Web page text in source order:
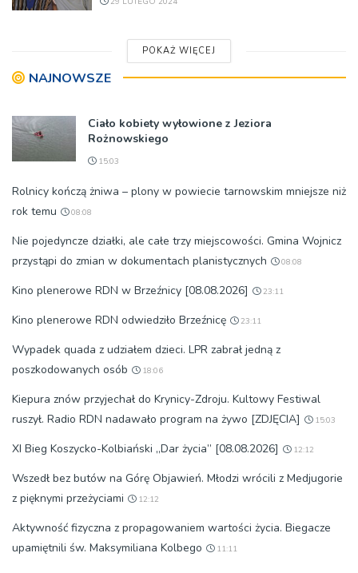
POKAŻ WIĘCEJ
NAJNOWSZE
Ciało kobiety wyłowione z Jeziora
Rożnowskiego
15:03
Rolnicy kończą żniwa – plony w powiecie tarnowskim mniejsze niż
rok temu
08:08
Nie pojedyncze działki, ale całe trzy miejscowości. Gmina Wojnicz
przystąpi do zmian w dokumentach planistycznych
08:08
Kino plenerowe RDN w Brzeźnicy [08.08.2026] 23:11
Kino plenerowe RDN odwiedziło Brzeźnicę 23:11
Wypadek quada z udziałem dzieci. LPR zabrał jedną z
poszkodowanych osób
18:06
Kiepura znów przyjechał do Krynicy-Zdroju. Kultowy Festiwal
ruszył. Radio RDN nadawało program na żywo [ZDJĘCIA]
15:03
XI Bieg Koszycko-Kolbiański „Dar życia” [08.08.2026] 12:12
Wszedł bez butów na Górę Objawień. Młodzi wrócili z Medjugorie
z pięknymi przeżyciami
12:12
Aktywność fizyczna z propagowaniem wartości życia. Biegacze
upamiętnili św. Maksymiliana Kolbego
11:11